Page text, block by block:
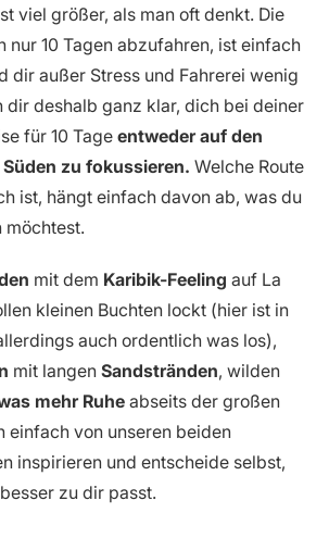
viel größer, als man oft denkt. Die
nur 10 Tagen abzufahren, ist einfach
dir außer Stress und Fahrerei wenig
dir deshalb ganz klar, dich bei deiner
für 10 Tage entweder auf den
zu fokussieren. Welche Route
ist, hängt einfach davon ab, was du
möchtest.
mit dem Karibik-Feeling auf La
kleinen Buchten lockt (hier ist in
auch ordentlich was los),
mit langen Sandstränden, wilden
mehr Ruheabseits der großen
einfach von unseren beiden
inspirieren und entscheide selbst,
zu dir passt.